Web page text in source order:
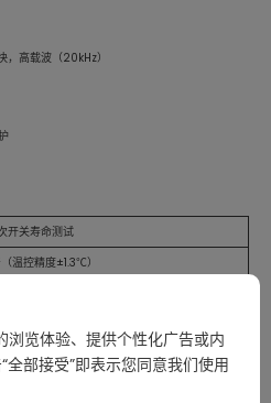
，高载波（20kHz）
开关寿命测试
温控精度±1.3℃）
台
览体验、提供个性化广告或内
部接受”即表示您同意我们使用